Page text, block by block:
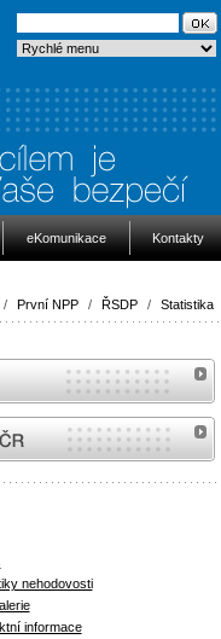
eKomunikace Kontakty
/ První NPP / ŘSDP / Statistika
Hasiči ČR
nehodovosti
informace